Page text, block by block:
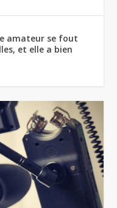
amateur se fout
et elle a bien